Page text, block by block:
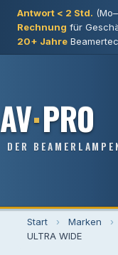
Antwort < 2 Std.
Rechnung für
20+ Jahre
AV·PRO
DER
Start › Marken ›
ULTRA WIDE